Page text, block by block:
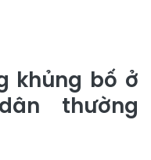
khủng bố ở
thường